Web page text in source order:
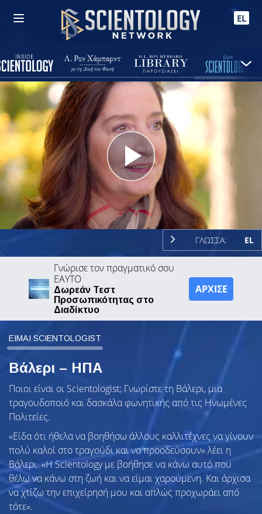
EL
Play
Video
ΓΛΩΣΣΑ: EL
Γνώρισε τον πραγματικό σου
ΕΑΥΤΟ
Δωρεάν Τεστ
Προσωπικότητας στο
Διαδίκτυο
ΑΡΧΙΣΕ
ΕΙΜΑΙ SCIENTOLOGIST
Βάλερι – ΗΠΑ
Ποιοι είναι οι Scientologist; Γνωρίστε τη Βάλερι, μια
τραγουδοποιό και δασκάλα φωνητικής από τις Ηνωμένες
Πολιτείες.
«Είδα ότι ήθελα να βοηθήσω άλλους καλλιτέχνες να γίνουν
πολύ καλοί στο τραγούδι και να προοδεύσουν» λέει η
Βάλερι. «Η Scientology με βοήθησε να κάνω αυτό που
θέλω να κάνω στη ζωή και να είμαι χαρούμενη. Και άρχισα
να χτίζω την επιχείρησή μου και απλώς προχωράει από
τότε».